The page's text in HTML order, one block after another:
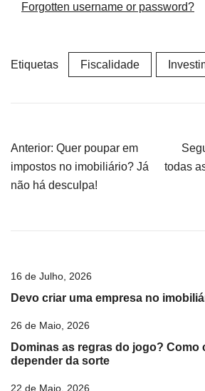
Forgotten username or password?
Etiquetas Fiscalidade
Navegação
de
artigos
Anterior: Quer poupar em
impostos no imobiliário? Já
não há desculpa!
todas
16 de Julho, 2026
Devo criar uma empresa no
26 de Maio, 2026
Dominas as regras do jogo? Como
depender da sorte
22 de Maio, 2026